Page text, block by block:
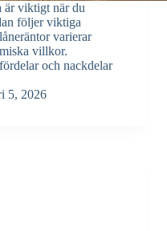
är viktigt när du
följer viktiga
varierar
villkor.
och nackdelar
5, 2026